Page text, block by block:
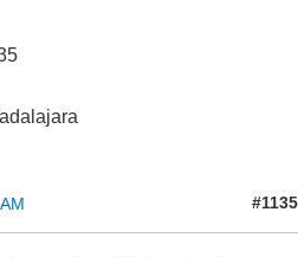
#1135